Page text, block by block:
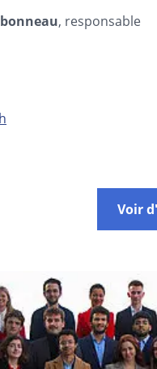
, responsable
Voir